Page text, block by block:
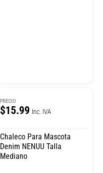
PRECIO
$15.99 Inc. IVA
Chaleco Para Mascota
Denim NENUU Talla
Mediano